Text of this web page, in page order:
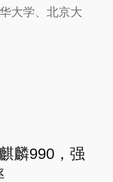
大学、北京大
麟990，强